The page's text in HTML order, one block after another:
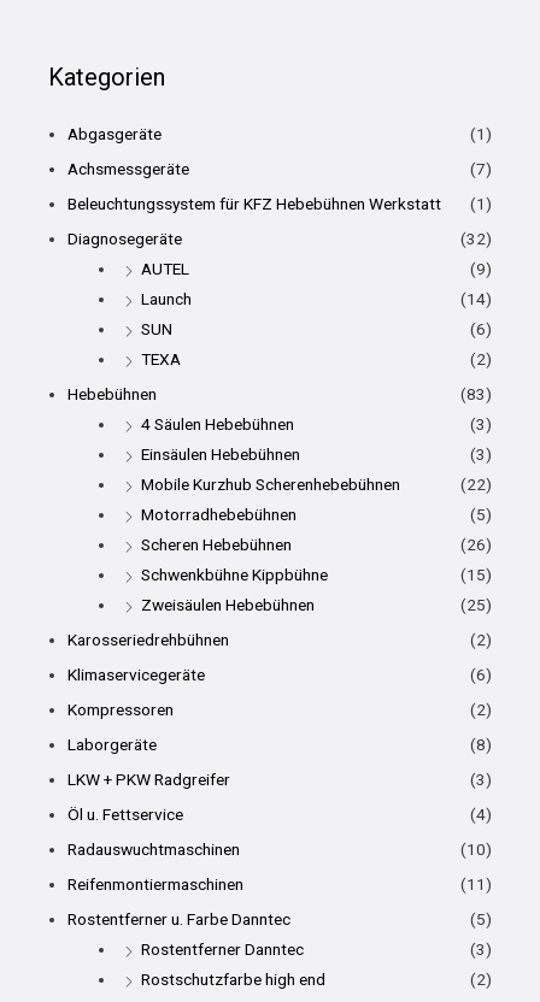
Kategorien
Abgasgeräte
(1)
Achsmessgeräte
(7)
Beleuchtungssystem für KFZ Hebebühnen Werkstatt
(1)
Diagnosegeräte
(32)
AUTEL
(9)
Launch
(14)
SUN
(6)
TEXA
(2)
Hebebühnen
(83)
4 Säulen Hebebühnen
(3)
Einsäulen Hebebühnen
(3)
Mobile Kurzhub Scherenhebebühnen
(22)
Motorradhebebühnen
(5)
Scheren Hebebühnen
(26)
Schwenkbühne Kippbühne
(15)
Zweisäulen Hebebühnen
(25)
Karosseriedrehbühnen
(2)
Klimaservicegeräte
(6)
Kompressoren
(2)
Laborgeräte
(8)
LKW + PKW Radgreifer
(3)
Öl u. Fettservice
(4)
Radauswuchtmaschinen
(10)
Reifenmontiermaschinen
(11)
Rostentferner u. Farbe Danntec
(5)
Rostentferner Danntec
(3)
Rostschutzfarbe high end
(2)